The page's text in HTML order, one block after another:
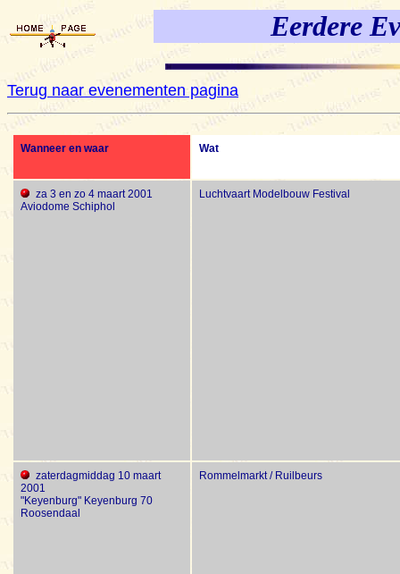
Eerdere
Terug naar evenementen pagina
Wanneer en waar Wat
za 3 en zo 4 maart 2001
Aviodome Schiphol
Luchtvaart Modelbouw Festival
zaterdagmiddag 10 maart
2001
"Keyenburg" Keyenburg 70
Roosendaal
Rommelmarkt / Ruilbeurs